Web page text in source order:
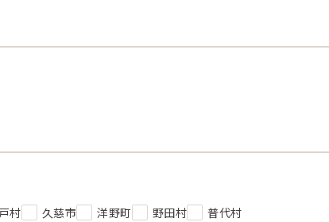
村 久慈市 洋野町 野田村 普代村